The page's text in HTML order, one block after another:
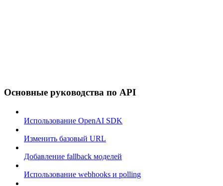
Основные руководства по API
Использование OpenAI SDK
Изменить базовый URL
Добавление fallback моделей
Использование webhooks и polling